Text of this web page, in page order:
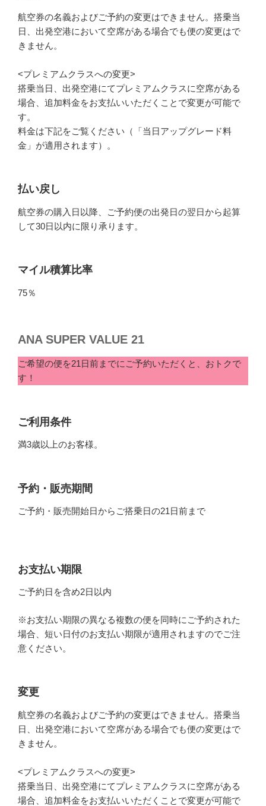
航空券の名義およびご予約の変更はできません。搭乗当
日、出発空港において空席がある場合でも便の変更はで
きません。
<プレミアムクラスへの変更>
搭乗当日、出発空港にてプレミアムクラスに空席がある
場合、追加料金をお支払いいただくことで変更が可能で
す。
料金は下記をご覧ください（「当日アップグレード料
金」が適用されます）。
払い戻し
航空券の購入日以降、ご予約便の出発日の翌日から起算
して30日以内に限り承ります。
マイル積算比率
75％
ANA SUPER VALUE 21
ご希望の便を21日前までにご予約いただくと、おトクで
す！
ご利用条件
満3歳以上のお客様。
予約・販売期間
ご予約・販売開始日からご搭乗日の21日前まで
お支払い期限
ご予約日を含め2日以内
※お支払い期限の異なる複数の便を同時にご予約された
場合、短い日付のお支払い期限が適用されますのでご注
意ください。
変更
航空券の名義およびご予約の変更はできません。搭乗当
日、出発空港において空席がある場合でも便の変更はで
きません。
<プレミアムクラスへの変更>
搭乗当日、出発空港にてプレミアムクラスに空席がある
場合、追加料金をお支払いいただくことで変更が可能で